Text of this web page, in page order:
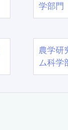
学部門
農学
ム科学